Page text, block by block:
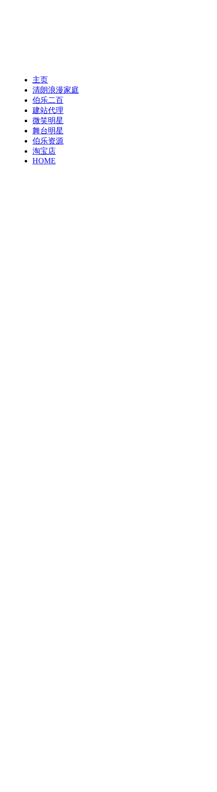
主页
清朗浪漫家庭
伯乐二百
建站代理
微笑明星
舞台明星
伯乐资源
淘宝店
HOME